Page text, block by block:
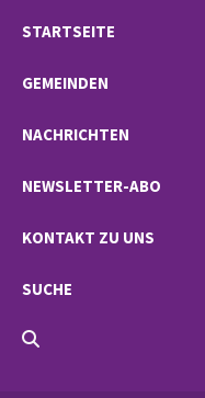
STARTSEITE
GEMEINDEN
NACHRICHTEN
NEWSLETTER-ABO
KONTAKT ZU UNS
SUCHE